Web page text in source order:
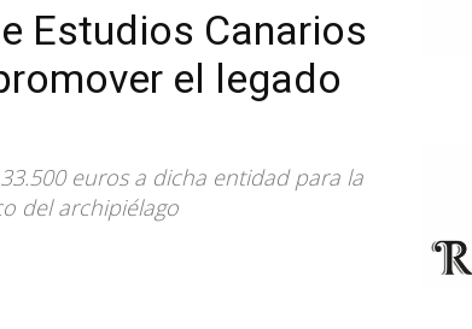
Estudios Canarios
el legado
euros a dicha entidad para la
del archipiélago